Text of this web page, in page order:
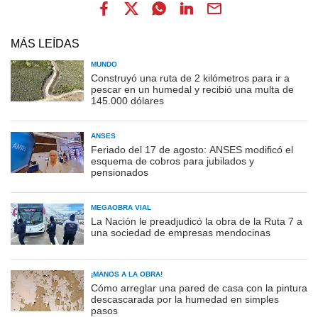
MÁS LEÍDAS
MUNDO
Construyó una ruta de 2 kilómetros para ir a
pescar en un humedal y recibió una multa de
145.000 dólares
ANSES
Feriado del 17 de agosto: ANSES modificó el
esquema de cobros para jubilados y
pensionados
MEGAOBRA VIAL
La Nación le preadjudicó la obra de la Ruta 7 a
una sociedad de empresas mendocinas
¡MANOS A LA OBRA!
Cómo arreglar una pared de casa con la pintura
descascarada por la humedad en simples
pasos